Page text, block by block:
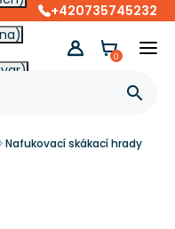
+420735745232

0
Nafukovací skákací hrady